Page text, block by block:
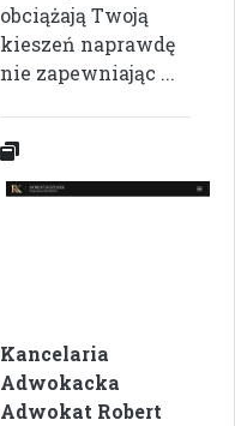
obciążają Twoją
kieszeń naprawdę
nie zapewniając ...
Kancelaria
Adwokacka
Adwokat Robert